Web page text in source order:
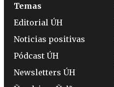
Temas
Editorial ÚH
Noticias positivas
Pódcast ÚH
Newsletters ÚH